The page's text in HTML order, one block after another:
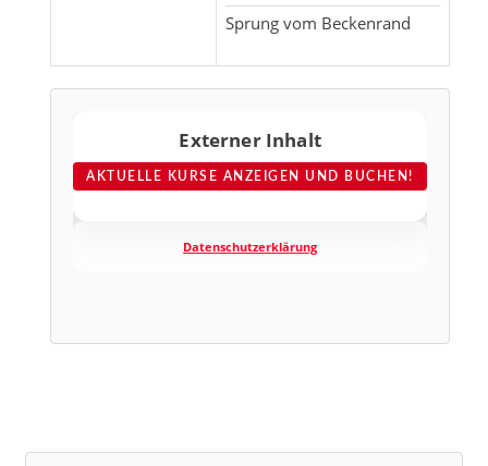
Sprung vom Beckenrand
Externer Inhalt
AKTUELLE KURSE ANZEIGEN UND BUCHEN!
Datenschutzerklärung